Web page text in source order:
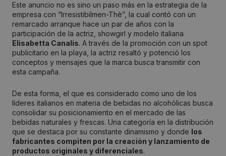
Este anuncio no es sino un paso más en la estrategia de la
empresa con “Irresistibilmen-Thè”, la cual contó con un
remarcado arranque hace un par de años con la
participación de la actriz, showgirl y modelo italiana
Elisabetta Canalis. A través de la promoción con un spot
publicitario en la playa, la actriz resaltó y potenció los
conceptos y mensajes que la marca busca transmitir con
esta campaña.
De esta forma, el que es considerado como uno de los
líderes italianos en materia de bebidas no alcohólicas busca
consolidar su posicionamiento en el mercado de las
bebidas naturales y frescas. Una categoría en la distribución
que se destaca por su constante dinamismo y donde los
fabricantes compiten por la creación y lanzamiento de
productos originales y diferenciales.